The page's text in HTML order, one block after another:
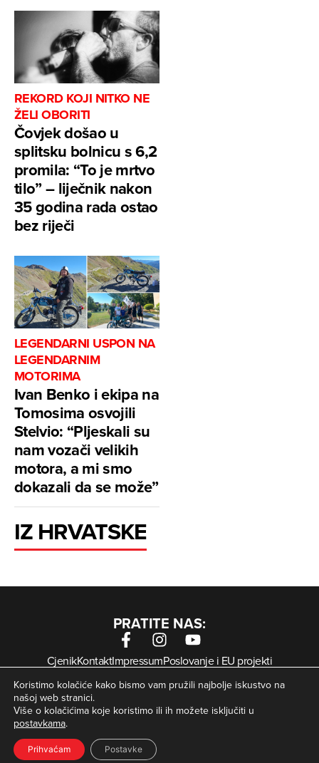
REKORD KOJI NITKO NE
ŽELI OBORITI
Čovjek došao u
splitsku bolnicu s 6,2
promila: “To je mrtvo
tilo” – liječnik nakon
35 godina rada ostao
bez riječi
LEGENDARNI USPON NA
LEGENDARNIM
MOTORIMA
Ivan Benko i ekipa na
Tomosima osvojili
Stelvio: “Pljeskali su
nam vozači velikih
motora, a mi smo
dokazali da se može”
IZ HRVATSKE
PRATITE NAS:
CjenikKontaktImpressumPoslovanje i EU projekti
Arhiva digitalnih novina
Uvjeti korištenjaZaštita privatnosti
Kolačići
© Zagorje International – Sva prava pridržana | Developed
bykrMedia
Koristimo kolačiće kako bismo vam pružili najbolje iskustvo na
našoj web stranici.
Više o kolačićima koje koristimo ili ih možete isključiti u
postavkama.
Prihvaćam Postavke